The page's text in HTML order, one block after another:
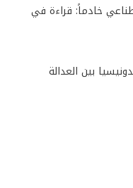
خادماً: قراءة في
بين العدالة